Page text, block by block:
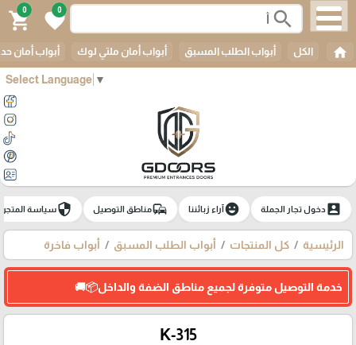
Select Language ▼
search
0
favorite
0
shopping_cart
home الكل أبواب الطلب المسبق أبواب أمان ملتي لوك أبواب أمان
account_boxدخول تجار الجملة emoji_emotionsآراء زبائننا commuteمناطق التوصيل securityسياسة المتجر
الرئيسية كل المنتجات أبواب الطلب المسبق أبواب فاخرة
خدمة التوصيل متوفرة لجميع مناطق الضفة والداخل📦🚚
K-315